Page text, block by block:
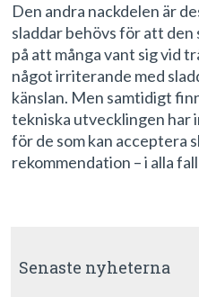
Den andra nackdelen är
sladdar behövs för att den
på att många vant sig vid
något irriterande med
känslan. Men samtidigt
tekniska utvecklingen har
för de som kan acceptera
rekommendation – i alla
Senaste nyheterna